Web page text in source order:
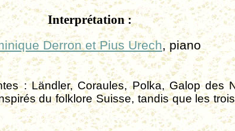
Interprétation :
Derron et Pius Urech, piano
: Ländler, Coraules, Polka, Galop des
du folklore Suisse, tandis que les